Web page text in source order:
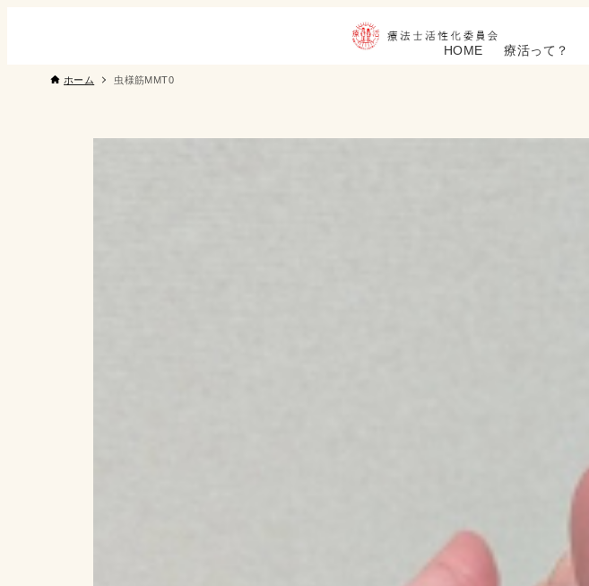
HOME 療活って？
ホーム 虫様筋MMT0